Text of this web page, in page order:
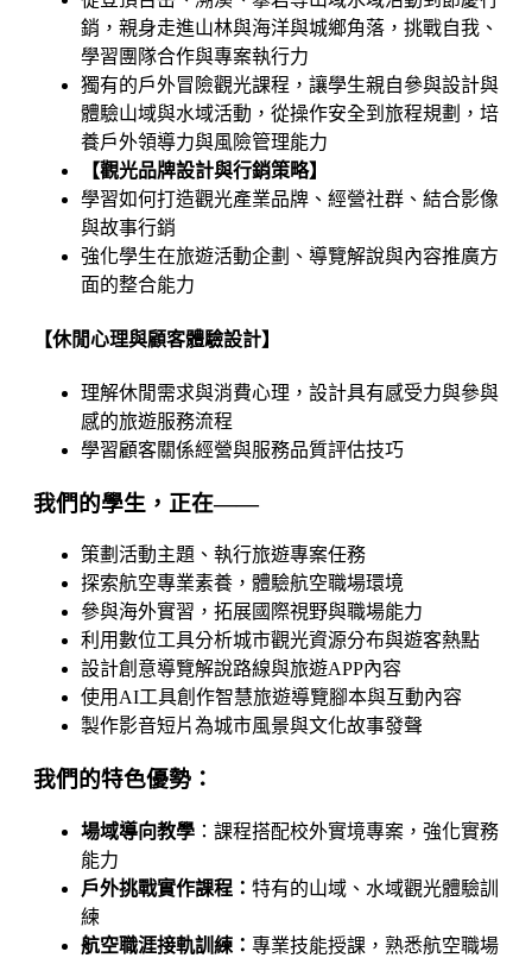
銷，親身走進山林與海洋與城鄉角落，挑戰自我、
學習團隊合作與專案執行力
獨有的戶外冒險觀光課程，讓學生親自參與設計與
體驗山域與水域活動，從操作安全到旅程規劃，培
養戶外領導力與風險管理能力
【觀光品牌設計與行銷策略】
學習如何打造觀光產業品牌、經營社群、結合影像
與故事行銷
強化學生在旅遊活動企劃、導覽解說與內容推廣方
面的整合能力
【休閒心理與顧客體驗設計】
理解休閒需求與消費心理，設計具有感受力與參與
感的旅遊服務流程
學習顧客關係經營與服務品質評估技巧
我們的學生，正在——
策劃活動主題、執行旅遊專案任務
探索航空專業素養，體驗航空職場環境
參與海外實習，拓展國際視野與職場能力
利用數位工具分析城市觀光資源分布與遊客熱點
設計創意導覽解說路線與旅遊APP內容
使用AI工具創作智慧旅遊導覽腳本與互動內容
製作影音短片為城市風景與文化故事發聲
我們的特色優勢：
場域導向教學 ：課程搭配校外實境專案，強化實務
能力
戶外挑戰實作課程： 特有的山域、水域觀光體驗訓
練
航空職涯接軌訓練： 專業技能授課，熟悉航空職場